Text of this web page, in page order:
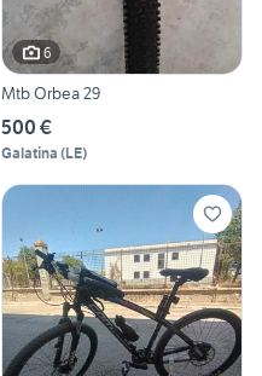
6
Mtb Orbea 29
500 €
Galatina (LE)